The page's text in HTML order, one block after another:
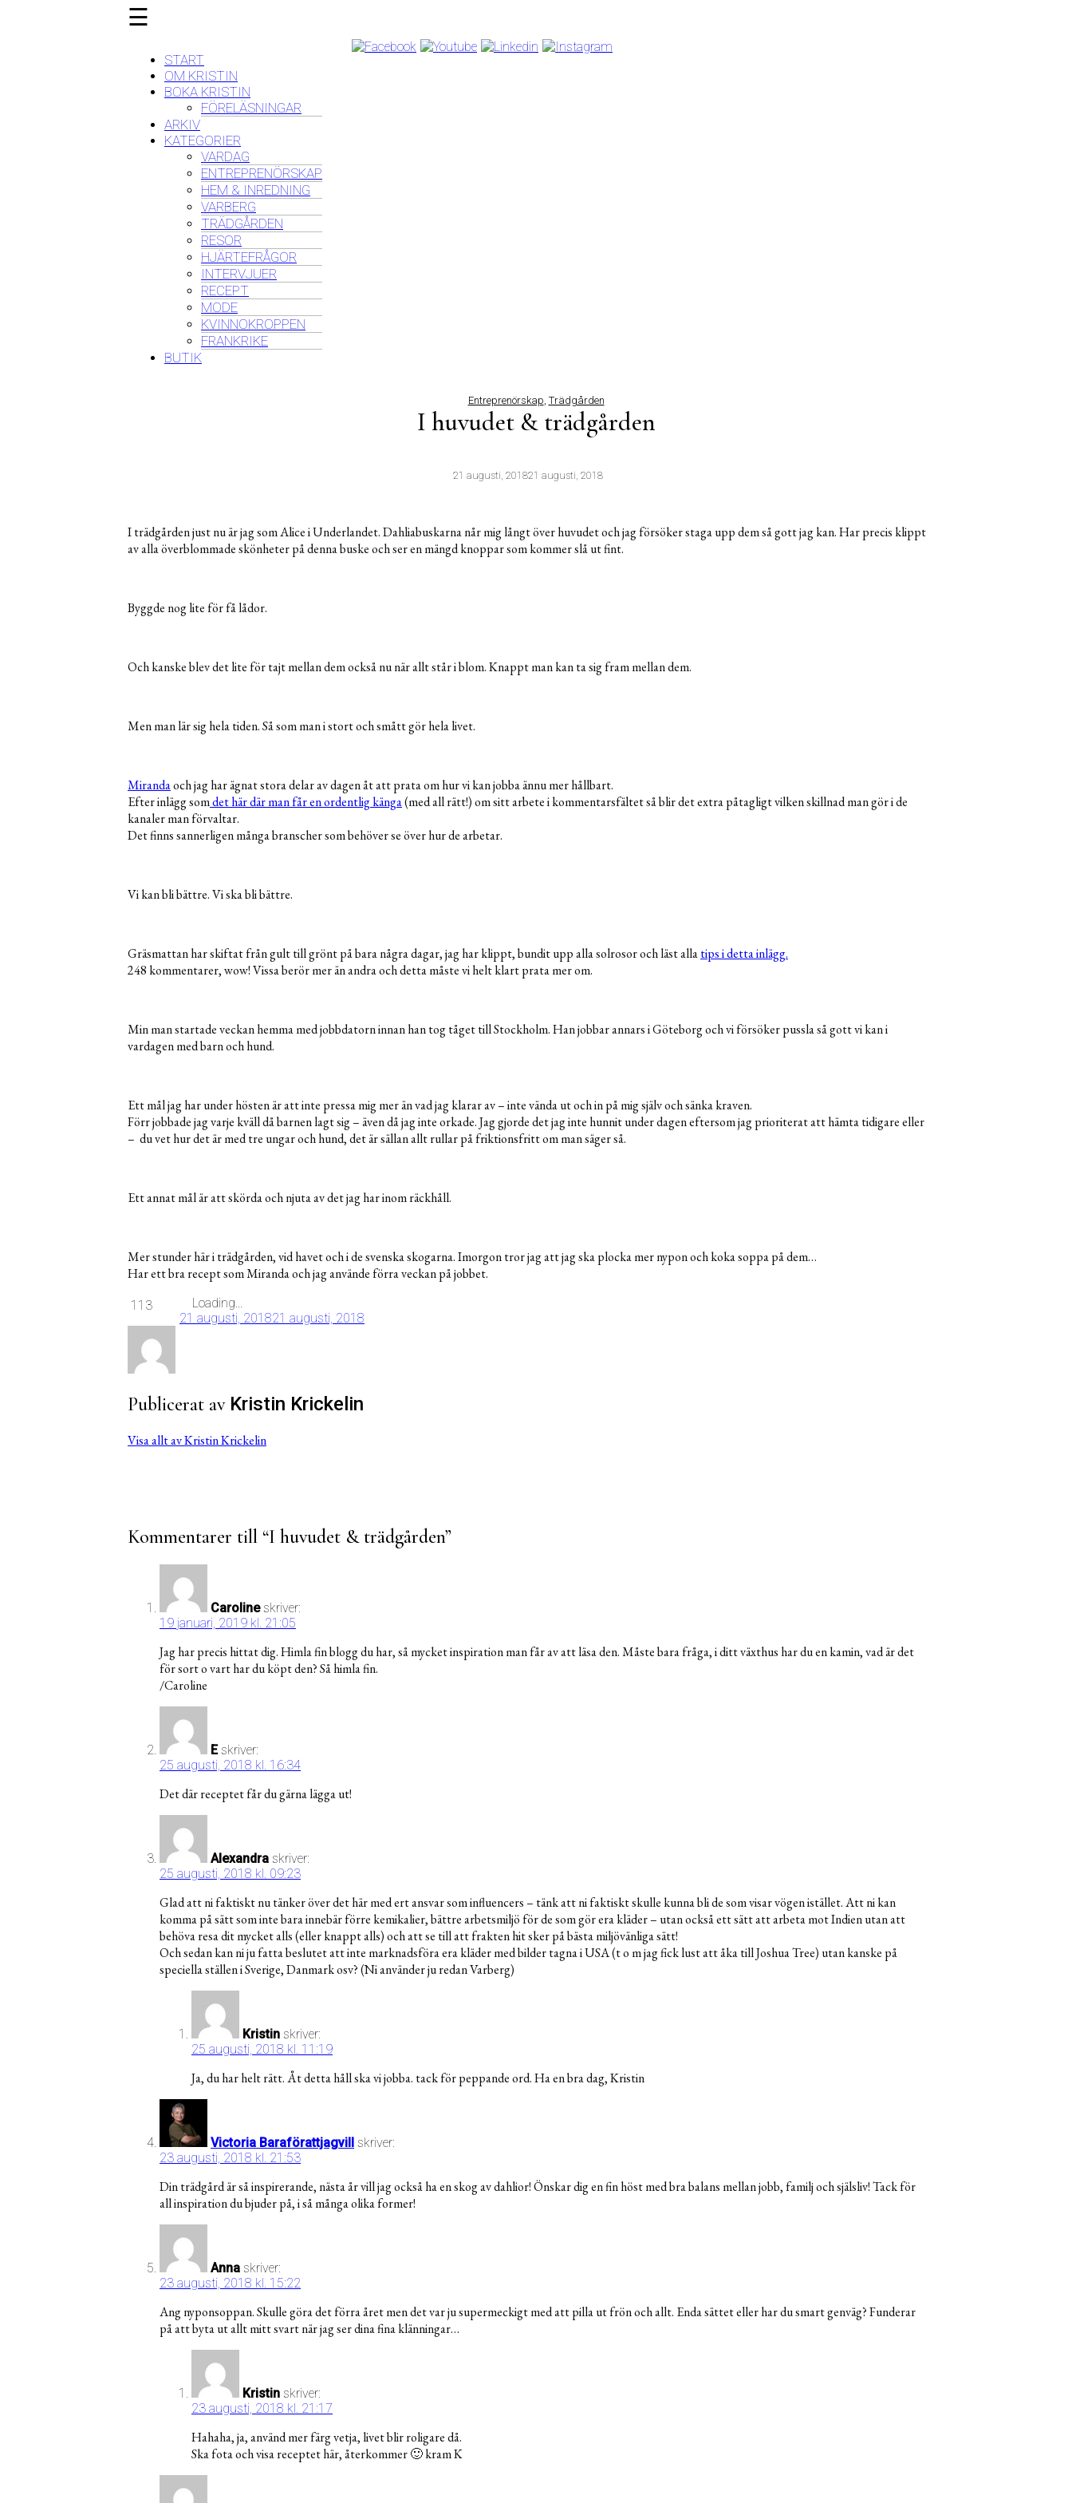
☰
START
OM KRISTIN
BOKA KRISTIN
FÖRELÄSNINGAR
ARKIV
KATEGORIER
VARDAG
ENTREPRENÖRSKAP
HEM & INREDNING
VARBERG
TRÄDGÅRDEN
RESOR
HJÄRTEFRÅGOR
INTERVJUER
RECEPT
MODE
KVINNOKROPPEN
FRANKRIKE
BUTIK
Entreprenörskap, Trädgården
I huvudet & trädgården
21 augusti, 201821 augusti, 2018
I trädgården just nu är jag som Alice i Underlandet. Dahliabuskarna når mig långt över huvudet och jag försöker staga upp dem så gott jag kan. Har precis klippt
av alla överblommade skönheter på denna buske och ser en mängd knoppar som kommer slå ut fint.
Byggde nog lite för få lådor.
Och kanske blev det lite för tajt mellan dem också nu när allt står i blom. Knappt man kan ta sig fram mellan dem.
Men man lär sig hela tiden. Så som man i stort och smått gör hela livet.
Mirandaoch jag har ägnat stora delar av dagen åt att prata om hur vi kan jobba ännu mer hållbart.
Efter inlägg somdet här där man får en ordentlig känga(med all rätt!) om sitt arbete i kommentarsfältet så blir det extra påtagligt vilken skillnad man gör i de
kanaler man förvaltar.
Det finns sannerligen många branscher som behöver se över hur de arbetar.
Vi kan bli bättre. Vi ska bli bättre.
Gräsmattan har skiftat från gult till grönt på bara några dagar, jag har klippt, bundit upp alla solrosor och läst allatips i detta inlägg.
248 kommentarer, wow! Vissa berör mer än andra och detta måste vi helt klart prata mer om.
Min man startade veckan hemma med jobbdatorn innan han tog tåget till Stockholm. Han jobbar annars i Göteborg och vi försöker pussla så gott vi kan i
vardagen med barn och hund.
Ett mål jag har under hösten är att inte pressa mig mer än vad jag klarar av – inte vända ut och in på mig själv och sänka kraven.
Förr jobbade jag varje kväll då barnen lagt sig – även då jag inte orkade. Jag gjorde det jag inte hunnit under dagen eftersom jag prioriterat att hämta tidigare eller
– du vet hur det är med tre ungar och hund, det är sällan allt rullar på friktionsfritt om man säger så.
Ett annat mål är att skörda och njuta av det jag har inom räckhåll.
Mer stunder här i trädgården, vid havet och i de svenska skogarna. Imorgon tror jag att jag ska plocka mer nypon och koka soppa på dem…
Har ett bra recept som Miranda och jag använde förra veckan på jobbet.
113
Loading...
21 augusti, 201821 augusti, 2018
Publicerat av Kristin Krickelin
Visa allt av Kristin Krickelin
Kommentarer till “I huvudet & trädgården”
Caroline skriver:
19 januari, 2019 kl. 21:05
Jag har precis hittat dig. Himla fin blogg du har, så mycket inspiration man får av att läsa den. Måste bara fråga, i ditt växthus har du en kamin, vad är det
för sort o vart har du köpt den? Så himla fin.
/Caroline
E skriver:
25 augusti, 2018 kl. 16:34
Det där receptet får du gärna lägga ut!
Alexandra skriver:
25 augusti, 2018 kl. 09:23
Glad att ni faktiskt nu tänker över det här med ert ansvar som influencers – tänk att ni faktiskt skulle kunna bli de som visar vögen istället. Att ni kan
komma på sätt som inte bara innebär förre kemikalier, bättre arbetsmiljö för de som gör era kläder – utan också ett sätt att arbeta mot Indien utan att
behöva resa dit mycket alls (eller knappt alls) och att se till att frakten hit sker på bästa miljövänliga sätt!
Och sedan kan ni ju fatta beslutet att inte marknadsföra era kläder med bilder tagna i USA (t o m jag fick lust att åka till Joshua Tree) utan kanske på
speciella ställen i Sverige, Danmark osv? (Ni använder ju redan Varberg)
Kristin skriver:
25 augusti, 2018 kl. 11:19
Ja, du har helt rätt. Åt detta håll ska vi jobba. tack för peppande ord. Ha en bra dag, Kristin
Victoria Baraförattjagvill skriver:
23 augusti, 2018 kl. 21:53
Din trädgård är så inspirerande, nästa år vill jag också ha en skog av dahlior! Önskar dig en fin höst med bra balans mellan jobb, familj och själsliv! Tack för
all inspiration du bjuder på, i så många olika former!
Anna skriver:
23 augusti, 2018 kl. 15:22
Ang nyponsoppan. Skulle göra det förra året men det var ju supermeckigt med att pilla ut frön och allt. Enda sättet eller har du smart genväg? Funderar
på att byta ut allt mitt svart när jag ser dina fina klänningar…
Kristin skriver:
23 augusti, 2018 kl. 21:17
Hahaha, ja, använd mer färg vetja, livet blir roligare då.
Ska fota och visa receptet här, återkommer 🙂 kram K